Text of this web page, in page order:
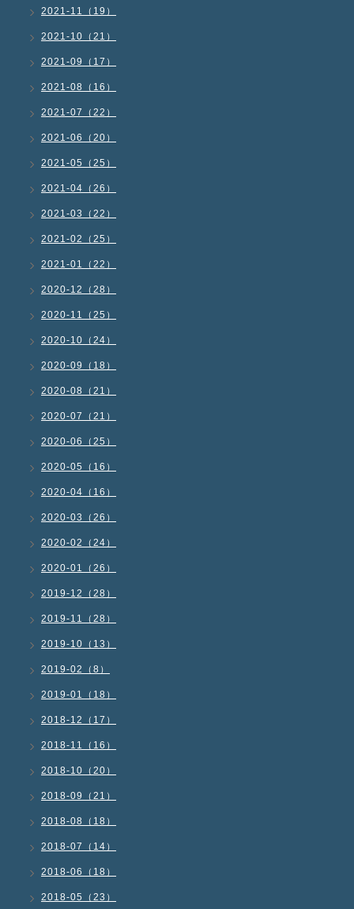
2021-11（19）
2021-10（21）
2021-09（17）
2021-08（16）
2021-07（22）
2021-06（20）
2021-05（25）
2021-04（26）
2021-03（22）
2021-02（25）
2021-01（22）
2020-12（28）
2020-11（25）
2020-10（24）
2020-09（18）
2020-08（21）
2020-07（21）
2020-06（25）
2020-05（16）
2020-04（16）
2020-03（26）
2020-02（24）
2020-01（26）
2019-12（28）
2019-11（28）
2019-10（13）
2019-02（8）
2019-01（18）
2018-12（17）
2018-11（16）
2018-10（20）
2018-09（21）
2018-08（18）
2018-07（14）
2018-06（18）
2018-05（23）